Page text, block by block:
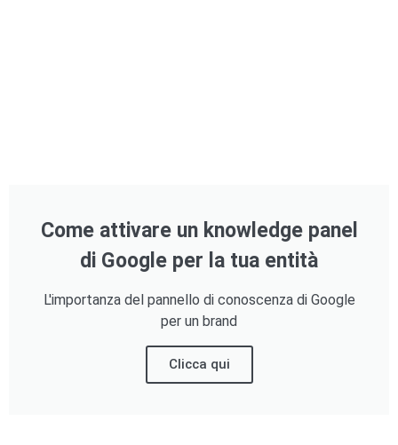
Come attivare un knowledge panel
di Google per la tua entità
L'importanza del pannello di conoscenza di Google
per un brand
Clicca qui